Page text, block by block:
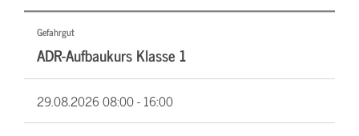
Gefahrgut
ADR-Aufbaukurs Klasse 1
29.08.202608:00 - 16:00